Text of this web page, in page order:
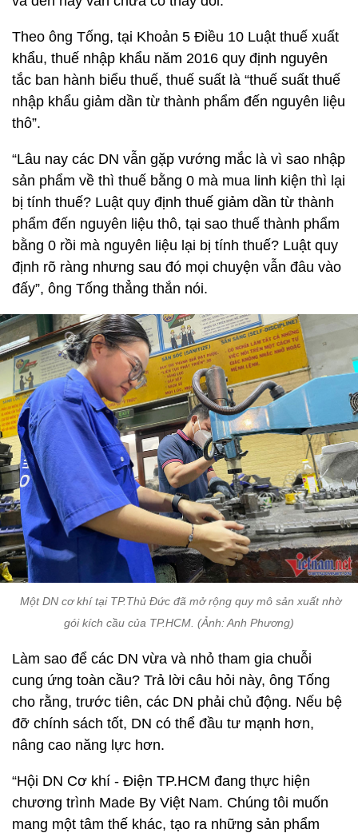
Theo ông Tống, tại Khoản 5 Điều 10 Luật thuế xuất
khẩu, thuế nhập khẩu năm 2016 quy định nguyên
tắc ban hành biểu thuế, thuế suất là “thuế suất thuế
nhập khẩu giảm dần từ thành phẩm đến nguyên liệu
thô”.
“Lâu nay các DN vẫn gặp vướng mắc là vì sao nhập
sản phẩm về thì thuế bằng 0 mà mua linh kiện thì lại
bị tính thuế? Luật quy định thuế giảm dần từ thành
phẩm đến nguyên liệu thô, tại sao thuế thành phẩm
bằng 0 rồi mà nguyên liệu lại bị tính thuế? Luật quy
định rõ ràng nhưng sau đó mọi chuyện vẫn đâu vào
đấy”, ông Tống thẳng thắn nói.
Một DN cơ khí tại TP.Thủ Đức đã mở rộng quy mô sản xuất nhờ
gói kích cầu của TP.HCM. (Ảnh: Anh Phương)
Làm sao để các DN vừa và nhỏ tham gia chuỗi
cung ứng toàn cầu? Trả lời câu hỏi này, ông Tống
cho rằng, trước tiên, các DN phải chủ động. Nếu bệ
đỡ chính sách tốt, DN có thể đầu tư mạnh hơn,
nâng cao năng lực hơn.
“Hội DN Cơ khí - Điện TP.HCM đang thực hiện
chương trình Made By Việt Nam. Chúng tôi muốn
mang một tâm thế khác, tạo ra những sản phẩm